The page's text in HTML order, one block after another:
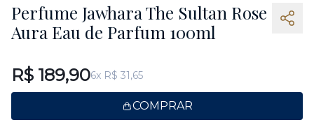
Perfume Jawhara The Sultan Rose
Aura Eau de Parfum 100ml
R$ 189,906x R$ 31,65
COMPRAR